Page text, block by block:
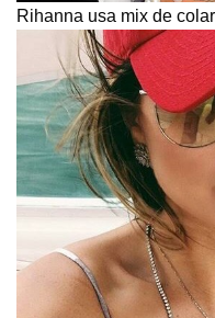
Rihanna usa mix de